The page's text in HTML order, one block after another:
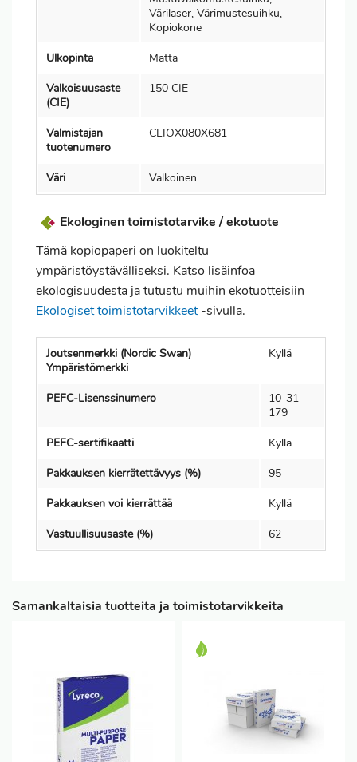
Värilaser, Värimustesuihku,
Kopiokone
Ulkopinta
Matta
Valkoisuusaste
(CIE)
150 CIE
Valmistajan
tuotenumero
CLIOX080X681
Väri Valkoinen
Ekologinen toimistotarvike / ekotuote
Tämä kopiopaperi on luokiteltu
ympäristöystävälliseksi. Katso lisäinfoa
ekologisuudesta ja tutustu muihin ekotuotteisiin
Ekologiset toimistotarvikkeet-sivulla.
Joutsenmerkki (Nordic Swan)
Ympäristömerkki
Kyllä
PEFC-Lisenssinumero
10-31-
179
PEFC-sertifikaatti
Kyllä
Pakkauksen kierrätettävyys (%)
95
Pakkauksen voi kierrättää
Kyllä
Vastuullisuusaste (%)
62
Samankaltaisia tuotteita ja toimistotarvikkeita